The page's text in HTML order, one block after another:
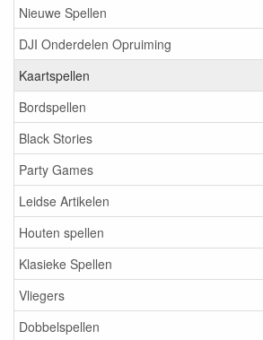
Nieuwe Spellen
DJI Onderdelen Opruiming
Kaartspellen
Bordspellen
Black Stories
Party Games
Leidse Artikelen
Houten spellen
Klasieke Spellen
Vliegers
Dobbelspellen